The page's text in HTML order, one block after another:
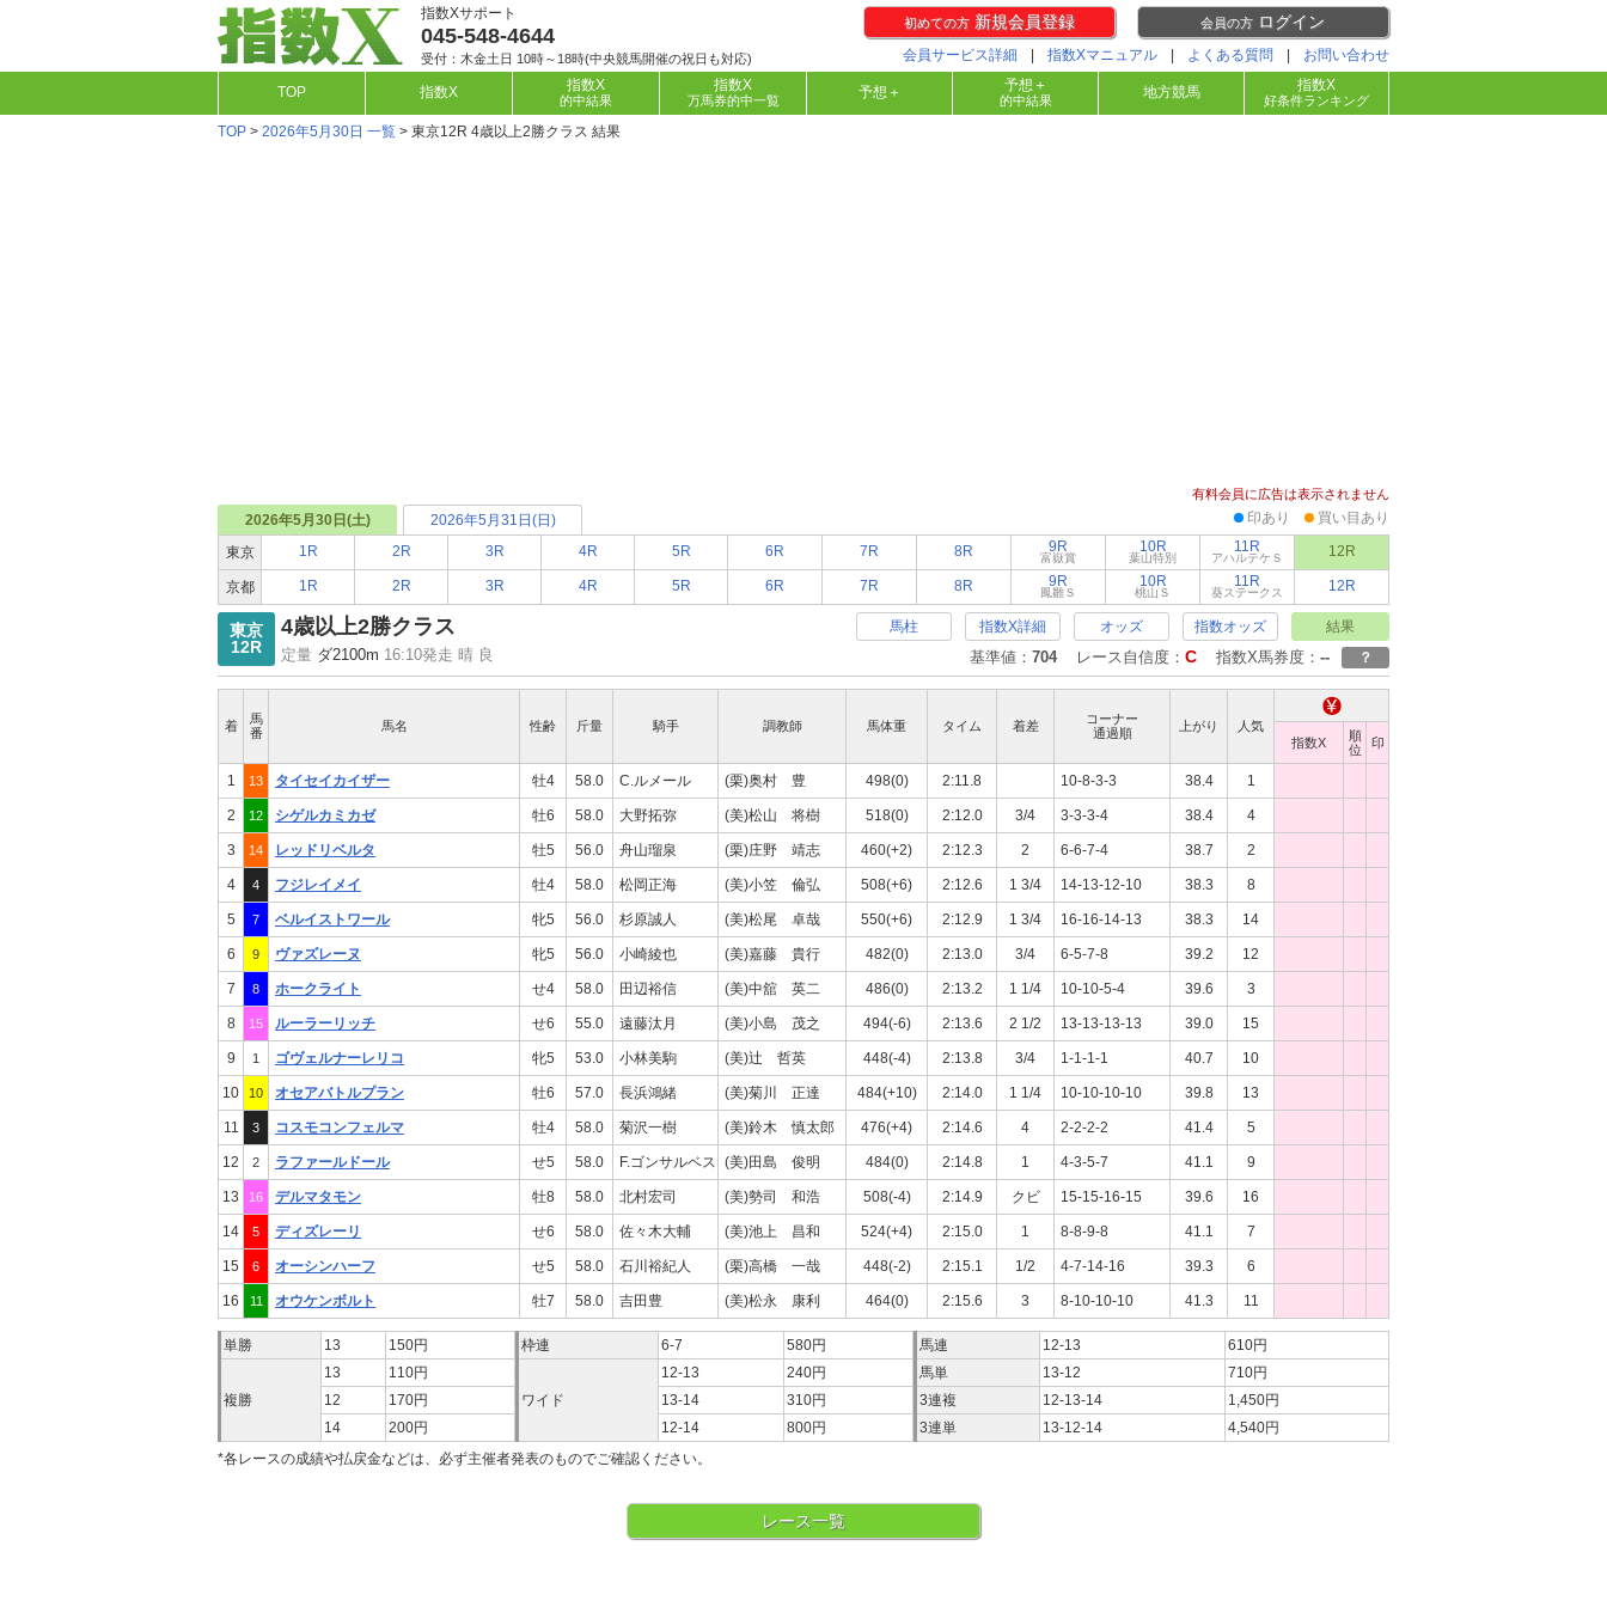
指数Xサポート
045-548-4644
受付：木金土日 10時～18時(中央競馬開催の祝日も対応)
初めての方新規会員登録 会員の方 ログイン
会員サービス詳細 指数Xマニュアル よくある質問 お問い合わせ
TOP 指数X 指数X
的中結果
指数X
万馬券的中一覧 予想＋ 予想＋
的中結果 地方競馬 指数X
好条件ランキング
TOP > 2026年5月30日 一覧 > 東京12R 4歳以上2勝クラス 結果
有料会員に広告は表示されません
2026年5月30日(土) 2026年5月31日(日) 印あり 買い目あり
東京 1R 2R 3R 4R 5R 6R 7R 8R 9R
富嶽賞
10R
葉山特別
11R
アハルテケＳ 12R
京都 1R 2R 3R 4R 5R 6R 7R 8R 9R
鳳雛Ｓ
10R
桃山Ｓ
11R
葵ステークス 12R
東京
12R
4歳以上2勝クラス
定量 ダ2100m 16:10発走 晴 良
馬柱 指数X詳細 オッズ 指数オッズ 結果
基準値： 704レース自信度： C 指数X馬券度： -- ？
着
馬
番
馬名 性齢 斤量 騎手 調教師 馬体重 タイム 着差
コーナー
通過順
上がり
人気
指数X
順
位
印
1 13 タイセイカイザー 牡4 58.0 C.ルメール (栗)奥村 豊 498(0) 2:11.8 10-8-3-3 38.4 1
2 12 シゲルカミカゼ 牡6 58.0 大野拓弥 (美)松山 将樹 518(0) 2:12.0 3/4 3-3-3-4 38.4 4
3 14 レッドリベルタ 牡5 56.0 舟山瑠泉 (栗)庄野 靖志 460(+2) 2:12.3 2 6-6-7-4 38.7 2
4 4 フジレイメイ 牡4 58.0 松岡正海 (美)小笠 倫弘 508(+6) 2:12.6 1 3/4 14-13-12-10 38.3 8
5 7 ベルイストワール 牝5 56.0 杉原誠人 (美)松尾 卓哉 550(+6) 2:12.9 1 3/4 16-16-14-13 38.3 14
6 9 ヴァズレーヌ 牝5 56.0 小崎綾也 (美)嘉藤 貴行 482(0) 2:13.0 3/4 6-5-7-8 39.2 12
7 8 ホークライト せ4 58.0 田辺裕信 (美)中舘 英二 486(0) 2:13.2 1 1/4 10-10-5-4 39.6 3
8 15 ルーラーリッチ せ6 55.0 遠藤汰月 (美)小島 茂之 494(-6) 2:13.6 2 1/2 13-13-13-13 39.0 15
9 1 ゴヴェルナーレリコ 牝5 53.0 小林美駒 (美)辻 哲英 448(-4) 2:13.8 3/4 1-1-1-1 40.7 10
10 10 オセアバトルプラン 牡6 57.0 長浜鴻緒 (美)菊川 正達 484(+10) 2:14.0 1 1/4 10-10-10-10 39.8 13
11 3 コスモコンフェルマ 牡4 58.0 菊沢一樹 (美)鈴木 慎太郎 476(+4) 2:14.6 4 2-2-2-2 41.4 5
12 2 ラファールドール せ5 58.0 F.ゴンサルベス (美)田島 俊明 484(0) 2:14.8 1 4-3-5-7 41.1 9
13 16 デルマタモン 牡8 58.0 北村宏司 (美)勢司 和浩 508(-4) 2:14.9 クビ 15-15-16-15 39.6 16
14 5 ディズレーリ せ6 58.0 佐々木大輔 (美)池上 昌和 524(+4) 2:15.0 1 8-8-9-8 41.1 7
15 6 オーシンハーフ せ5 58.0 石川裕紀人 (栗)高橋 一哉 448(-2) 2:15.1 1/2 4-7-14-16 39.3 6
16 11 オウケンボルト 牡7 58.0 吉田豊 (美)松永 康利 464(0) 2:15.6 3 8-10-10-10 41.3 11
単勝 13 150円
複勝
13
110円
12
170円
14
200円
枠連 6-7 580円
ワイド
12-13
240円
13-14
310円
12-14
800円
馬連 12-13
610円
馬単
13-12
710円
3連複
12-13-14
1,450円
3連単
13-12-14
4,540円
*各レースの成績や払戻金などは、必ず主催者発表のものでご確認ください。
レース一覧